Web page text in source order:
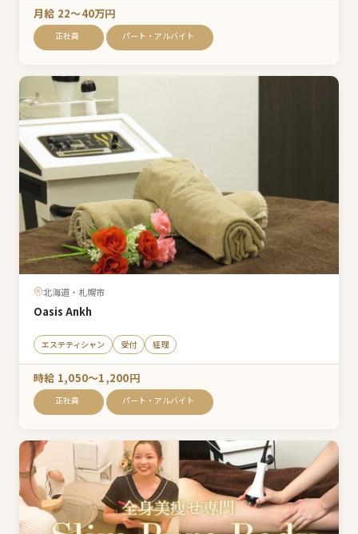
月給 22〜40万円
正社員 パート・アルバイト
北海道・札幌市
Oasis Ankh
エステティシャン 受付 経理
時給 1,050〜1,200円
正社員 パート・アルバイト